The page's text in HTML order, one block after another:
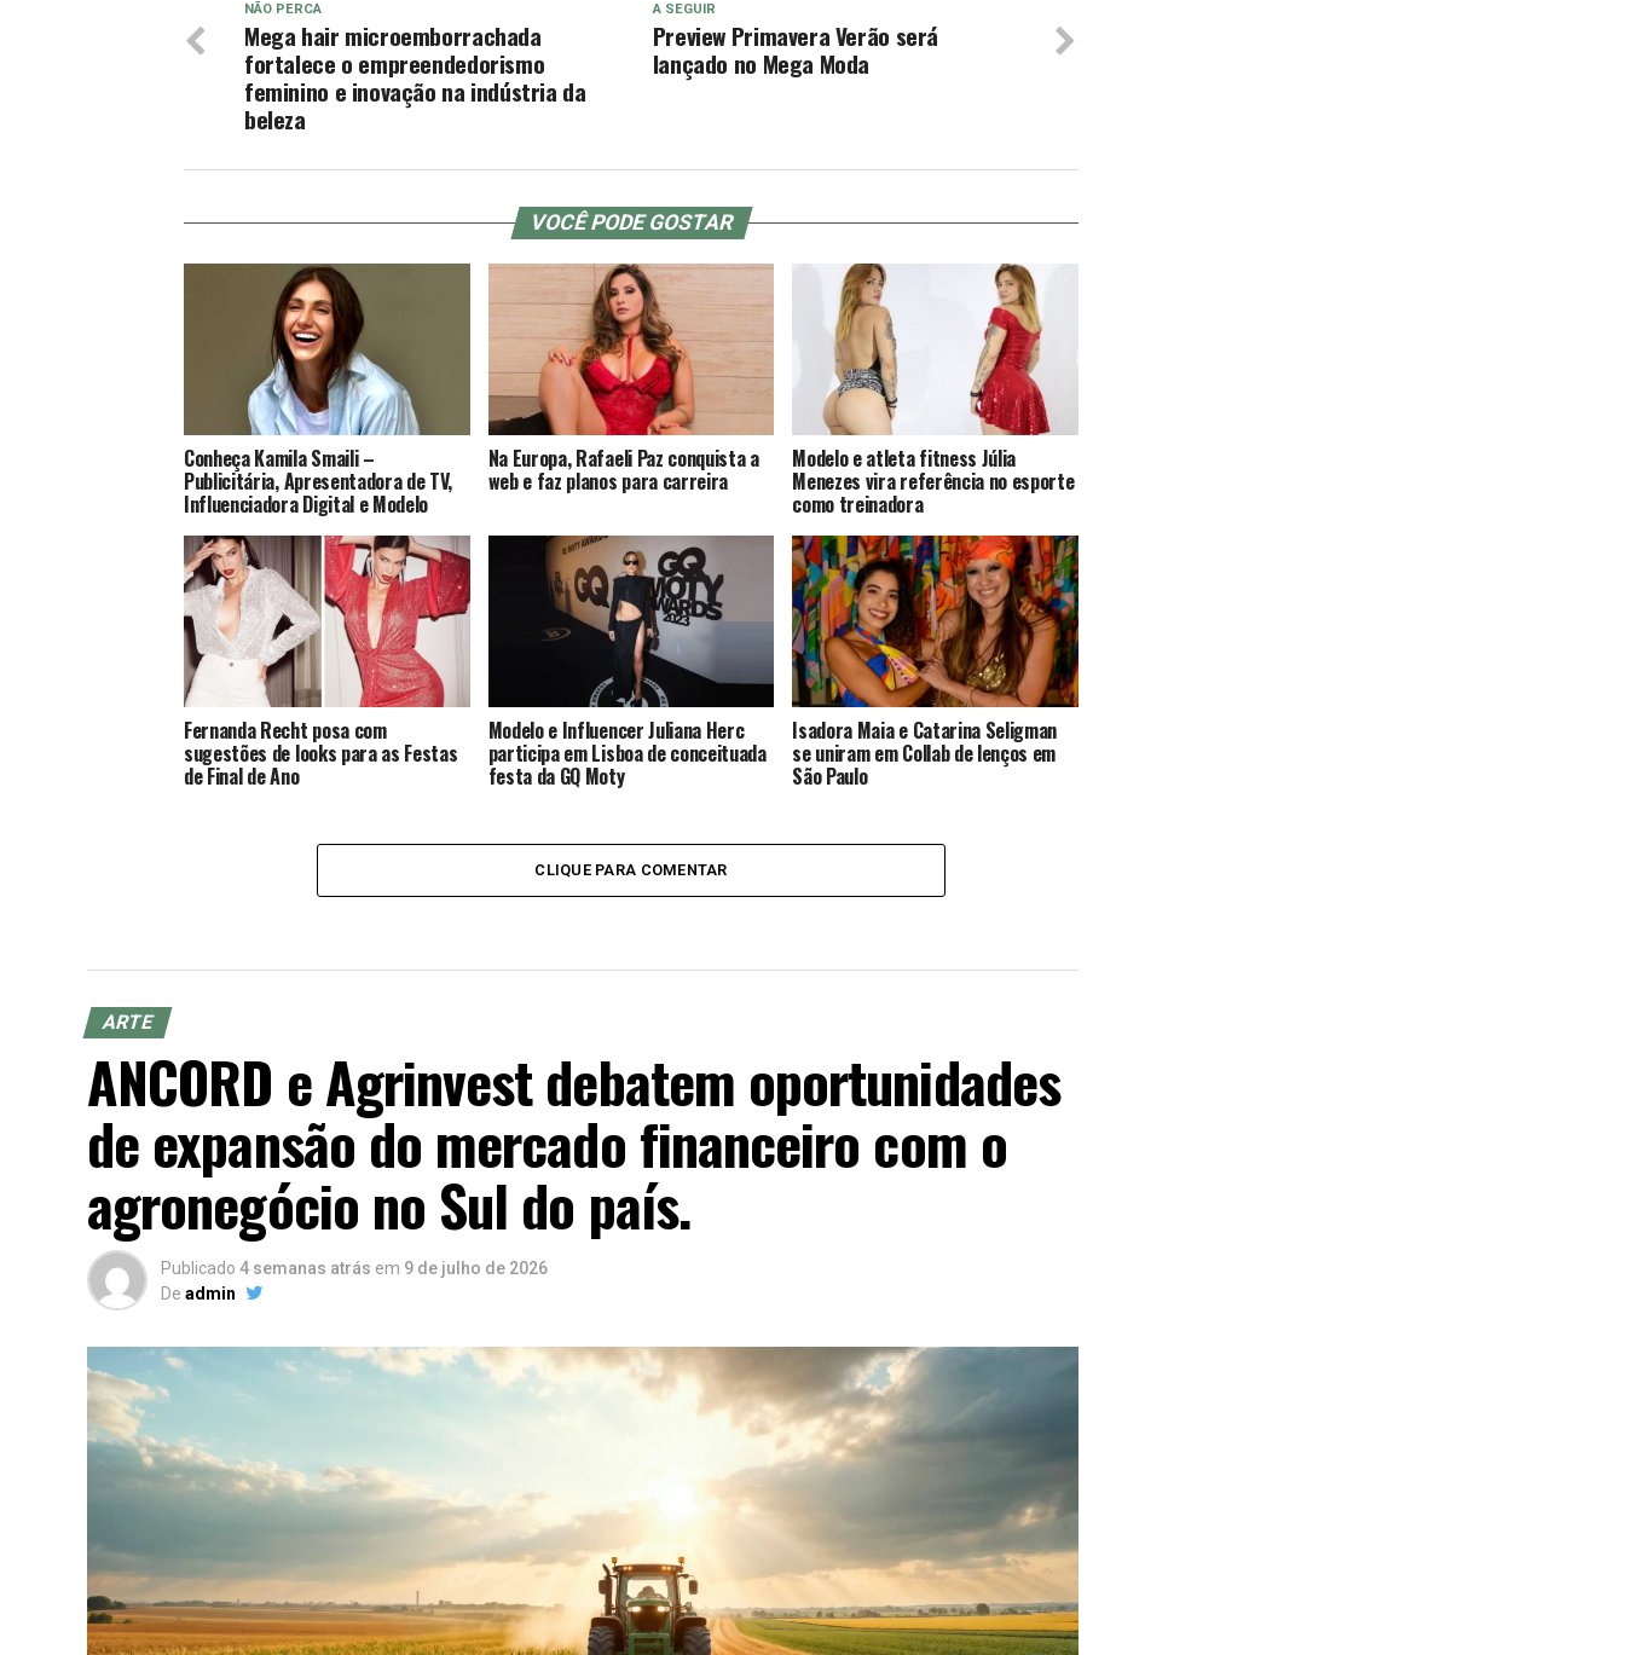
A SEGUIR
Preview Primavera Verão será
lançado no Mega Moda
NÃO PERCA
Mega hair microemborrachada
fortalece o empreendedorismo
feminino e inovação na indústria da
beleza
VOCÊ PODE GOSTAR
Conheça Kamila Smaili –
Publicitária, Apresentadora de TV,
Influenciadora Digital e Modelo
Na Europa, Rafaeli Paz conquista a
web e faz planos para carreira
Modelo e atleta fitness Júlia
Menezes vira referência no esporte
como treinadora
Fernanda Recht posa com
sugestões de looks para as Festas
de Final de Ano
Modelo e Influencer Juliana Herc
participa em Lisboa de conceituada
festa da GQ Moty
Isadora Maia e Catarina Seligman
se uniram em Collab de lenços em
São Paulo
CLIQUE PARA COMENTAR
ARTE
ANCORD e Agrinvest debatem oportunidades
de expansão do mercado financeiro com o
agronegócio no Sul do país.
Publicado 4 semanas atrás em 9 de julho de 2026
De admin